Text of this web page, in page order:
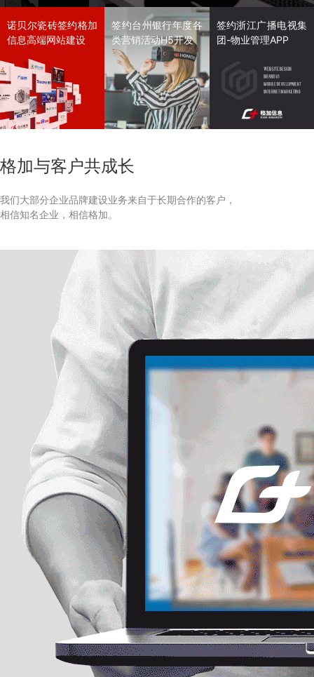
诺贝尔瓷砖签约格加
信息高端网站建设
签约台州银行年度各
类营销活动H5开发
签约浙江广播电视集
团-物业管理APP
格加与客户共成长
我们大部分企业品牌建设业务来自于长期合作的客户，
相信知名企业，相信格加。
我们能给的
远比您想的更多
提供您的电话号码，格加项目顾问将致电联系您。
等待时间：5分钟以内